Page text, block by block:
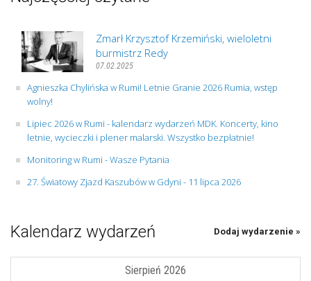
Zmarł Krzysztof Krzemiński, wieloletni
burmistrz Redy
07.02.2025
Agnieszka Chylińska w Rumi! Letnie Granie 2026 Rumia, wstęp
wolny!
Lipiec 2026 w Rumi - kalendarz wydarzeń MDK. Koncerty, kino
letnie, wycieczki i plener malarski. Wszystko bezpłatnie!
Monitoring w Rumi - Wasze Pytania
27. Światowy Zjazd Kaszubów w Gdyni - 11 lipca 2026
Kalendarz wydarzeń Dodaj wydarzenie »
Sierpień 2026